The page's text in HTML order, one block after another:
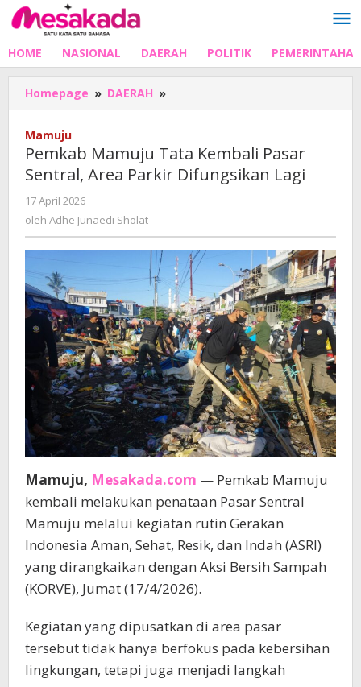
Lewati
ke
HOME NASIONAL DAERAH POLITIK
Homepage » DAERAH »
Mamuju
Pasar
Sentral,
Mamuju
Pemkab Mamuju Tata Kembali Pasar
Sentral, Area Parkir Difungsikan Lagi
17 April 2026
Adhe
oleh Adhe Junaedi Sholat
Mamuju, Mesakada.com — Pemkab Mamuju
kembali melakukan penataan Pasar Sentral
Mamuju melalui kegiatan rutin Gerakan
Indonesia Aman, Sehat, Resik, dan Indah (ASRI)
yang dirangkaikan dengan Aksi Bersih Sampah
(KORVE), Jumat (17/4/2026).
Kegiatan yang dipusatkan di area pasar
tersebut tidak hanya berfokus pada kebersihan
lingkungan, tetapi juga menjadi langkah